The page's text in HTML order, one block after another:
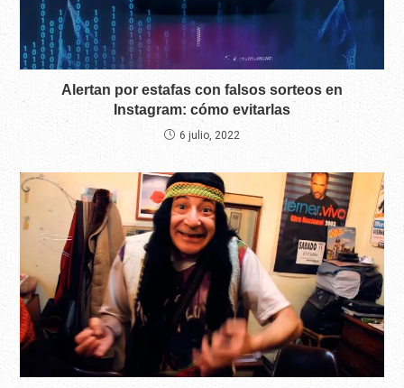
Alertan por estafas con falsos sorteos en
Instagram: cómo evitarlas
6 julio, 2022